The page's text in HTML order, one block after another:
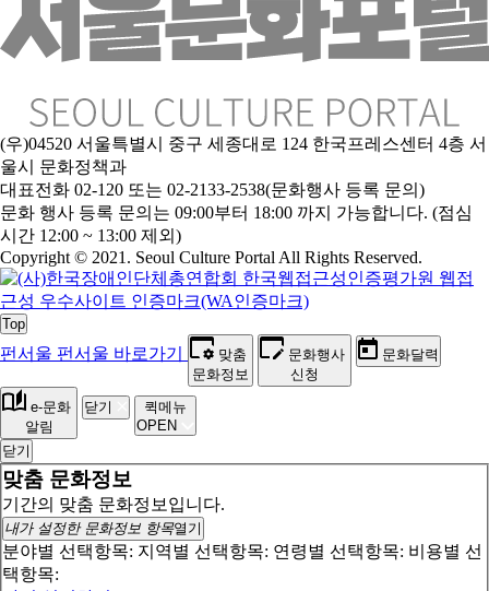
(우)04520 서울특별시 중구 세종대로 124 한국프레스센터 4층 서
울시 문화정책과
대표전화 02-120 또는 02-2133-2538(문화행사 등록 문의)
문화 행사 등록 문의는 09:00부터 18:00 까지 가능합니다. (점심
시간 12:00 ~ 13:00 제외)
Copyright © 2021. Seoul Culture Portal All Rights Reserved.
Top
펀서울 펀서울 바로가기
맞춤
문화정보
문화행사
신청
문화달력
e-문화
알림
닫기
퀵메뉴
OPEN
닫기
맞춤 문화정보
기간의 맞춤 문화정보입니다.
내가 설정한 문화정보 항목열기
분야별 선택항목: 지역별 선택항목: 연령별 선택항목: 비용별 선
택항목: